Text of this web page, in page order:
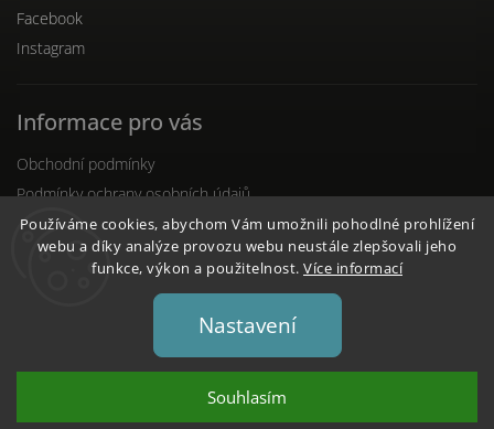
Používáme cookies, abychom Vám umožnili pohodlné prohlížení
webu a díky analýze provozu webu neustále zlepšovali jeho
funkce, výkon a použitelnost. Více informací
Nastavení
Souhlasím
Facebook
Instagram
Informace pro vás
Obchodní podmínky
Podmínky ochrany osobních údajů
Reklamační řád
Copyright 2026DENTO.cz. Všechna práva vyhrazena.
Upravit nastavení cookies